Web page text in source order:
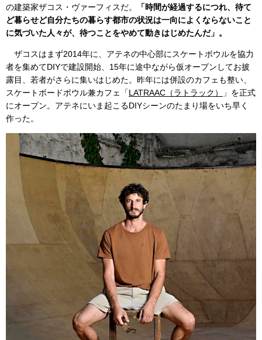
の建築家ザコス・ヴァーフィスだ。
「時間が経過するにつれ、待て
ど暮らせど自分たちの暮らす都市の状況は一向によくならないこと
に気づいた人々が、待つことをやめて動きはじめたんだ」。
ザコスはまず2014年に、アテネの中心部にスケートボウルを協力
者を集めてDIYで建設開始、15年に途中ながら仮オープンしてお披
露目、若者がさらに集いはじめた。昨年には併設のカフェも整い、
スケートボードボウル兼カフェ「LATRAAC（ラトラック）
」を正式
にオープン。アテネにいま起こるDIYシーンのたまり場をいち早く
作った。